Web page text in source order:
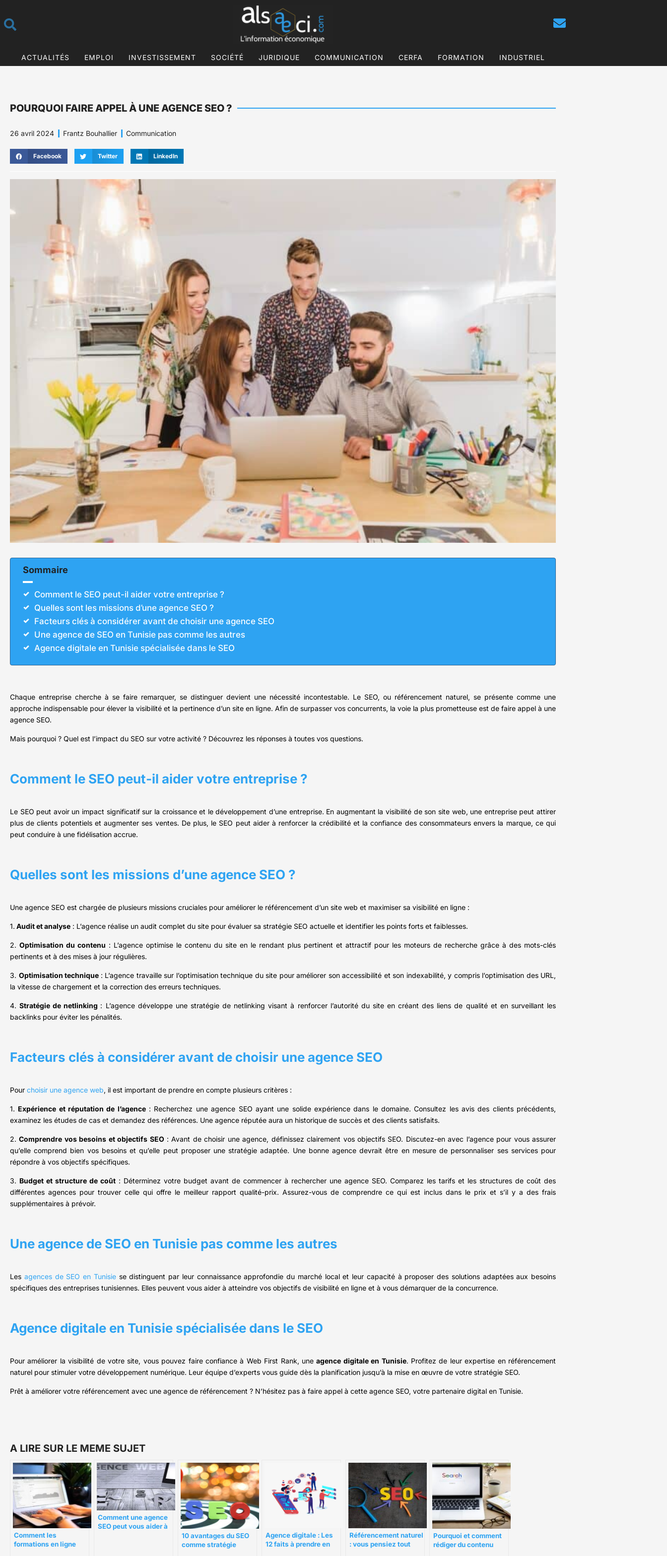
ACTUALITÉS EMPLOI INVESTISSEMENT SOCIÉTÉ JURIDIQUE COMMUNICATION CERFA FORMATION INDUSTRIEL
POURQUOI FAIRE APPEL À UNE AGENCE SEO ?
26 avril 2024 Frantz Bouhallier Communication
Facebook Twitter LinkedIn
Sommaire
Comment le SEO peut-il aider votre entreprise ?
Quelles sont les missions d’une agence SEO ?
Facteurs clés à considérer avant de choisir une agence SEO
Une agence de SEO en Tunisie pas comme les autres
Agence digitale en Tunisie spécialisée dans le SEO
Chaque entreprise cherche à se faire remarquer, se distinguer devient une nécessité incontestable. Le SEO, ou référencement naturel, se présente comme une
approche indispensable pour élever la visibilité et la pertinence d’un site en ligne. Afin de surpasser vos concurrents, la voie la plus prometteuse est de faire appel à une
agence SEO.
Mais pourquoi ? Quel est l’impact du SEO sur votre activité ? Découvrez les réponses à toutes vos questions.
Comment le SEO peut-il aider votre entreprise ?
Le SEO peut avoir un impact significatif sur la croissance et le développement d’une entreprise. En augmentant la visibilité de son site web, une entreprise peut attirer
plus de clients potentiels et augmenter ses ventes. De plus, le SEO peut aider à renforcer la crédibilité et la confiance des consommateurs envers la marque, ce qui
peut conduire à une fidélisation accrue.
Quelles sont les missions d’une agence SEO ?
Une agence SEO est chargée de plusieurs missions cruciales pour améliorer le référencement d’un site web et maximiser sa visibilité en ligne :
1. Audit et analyse : L’agence réalise un audit complet du site pour évaluer sa stratégie SEO actuelle et identifier les points forts et faiblesses.
2. Optimisation du contenu : L’agence optimise le contenu du site en le rendant plus pertinent et attractif pour les moteurs de recherche grâce à des mots-clés
pertinents et à des mises à jour régulières.
3. Optimisation technique : L’agence travaille sur l’optimisation technique du site pour améliorer son accessibilité et son indexabilité, y compris l’optimisation des URL,
la vitesse de chargement et la correction des erreurs techniques.
4.Stratégie de netlinking : L’agence développe une stratégie de netlinking visant à renforcer l’autorité du site en créant des liens de qualité et en surveillant les
backlinks pour éviter les pénalités.
Facteurs clés à considérer avant de choisir une agence SEO
Pour choisir une agence web, il est important de prendre en compte plusieurs critères :
1. Expérience et réputation de l’agence: Recherchez une agence SEO ayant une solide expérience dans le domaine. Consultez les avis des clients précédents,
examinez les études de cas et demandez des références. Une agence réputée aura un historique de succès et des clients satisfaits.
2.Comprendre vos besoins et objectifs SEO : Avant de choisir une agence, définissez clairement vos objectifs SEO. Discutez-en avec l’agence pour vous assurer
qu’elle comprend bien vos besoins et qu’elle peut proposer une stratégie adaptée. Une bonne agence devrait être en mesure de personnaliser ses services pour
répondre à vos objectifs spécifiques.
3. Budget et structure de coût : Déterminez votre budget avant de commencer à rechercher une agence SEO. Comparez les tarifs et les structures de coût des
différentes agences pour trouver celle qui offre le meilleur rapport qualité-prix. Assurez-vous de comprendre ce qui est inclus dans le prix et s’il y a des frais
supplémentaires à prévoir.
Une agence de SEO en Tunisie pas comme les autres
Les agences de SEO en Tunisiese distinguent par leur connaissance approfondie du marché local et leur capacité à proposer des solutions adaptées aux besoins
spécifiques des entreprises tunisiennes. Elles peuvent vous aider à atteindre vos objectifs de visibilité en ligne et à vous démarquer de la concurrence.
Agence digitale en Tunisie spécialisée dans le SEO
Pour améliorer la visibilité de votre site, vous pouvez faire confiance à Web First Rank, uneagence digitale en Tunisie. Profitez de leur expertise en référencement
naturel pour stimuler votre développement numérique. Leur équipe d’experts vous guide dès la planification jusqu’à la mise en œuvre de votre stratégie SEO.
Prêt à améliorer votre référencement avec une agence de référencement ? N’hésitez pas à faire appel à cette agence SEO, votre partenaire digital en Tunisie.
A LIRE SUR LE MEME SUJET
Comment les
formations en ligne
Comment une agence
SEO peut vous aider à
10 avantages du SEO
comme stratégie
Agence digitale : Les
12 faits à prendre en
Référencement naturel
: vous pensiez tout
Pourquoi et comment
rédiger du contenu